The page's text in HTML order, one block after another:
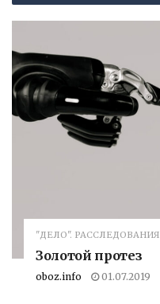
"ДЕЛО". РАССЛЕДОВАНИЯ
Золотой протез
oboz.info 01.07.2019